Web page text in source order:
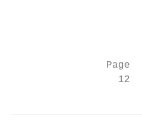
                Page
                  12